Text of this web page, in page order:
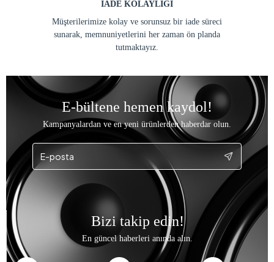
İADE KOLAYLIĞI
Müşterilerimize kolay ve sorunsuz bir iade süreci
sunarak, memnuniyetlerini her zaman ön planda
tutmaktayız.
E-bültene hemen kaydol!
Kampanyalardan ve en yeni ürünlerden haberdar olun.
Bizi takip edin!
En güncel haberleri anında alın.